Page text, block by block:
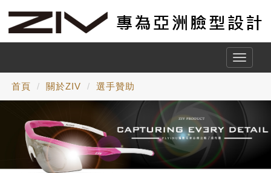
Toggle
首頁 關於ZIV 選手贊助